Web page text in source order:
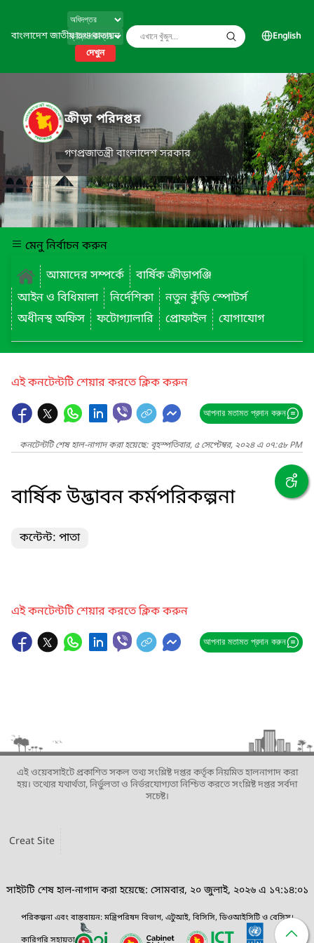
বাংলাদেশ জাতীয় তথ্য বাতায়ন
দেখুন
English
ক্রীড়া পরিদপ্তর
গণপ্রজাতন্ত্রী বাংলাদেশ সরকার
মেনু নির্বাচন করুন
আমাদের সম্পর্কে
বার্ষিক ক্রীড়াপঞ্জি
আইন ও বিধিমালা
নির্দেশিকা
নতুন কুঁড়ি স্পোটর্স
অধীনস্থ অফিস
ফটোগ্যালারি প্রোফাইল যোগাযোগ
এই কনটেন্টটি শেয়ার করতে ক্লিক করুন
আপনার মতামত প্রদান করুন
কনটেন্টটি শেষ হাল-নাগাদ করা হয়েছে: বৃহস্পতিবার, ৫ সেপ্টেম্বর, ২০২৪ এ ০৭:৫৮ PM
বার্ষিক উদ্ভাবন কর্মপরিকল্পনা
কন্টেন্ট: পাতা
এই কনটেন্টটি শেয়ার করতে ক্লিক করুন
আপনার মতামত প্রদান করুন
এই ওয়েবসাইটে প্রকাশিত সকল তথ্য সংশ্লিষ্ট দপ্তর কর্তৃক নিয়মিত হালনাগাদ করা
হয়। তথ্যের যথার্থতা, নির্ভুলতা ও নির্ভরযোগ্যতা নিশ্চিত করতে সংশ্লিষ্ট দপ্তর সর্বদা
সচেষ্ট।
Creat Site
সাইটটি শেষ হাল-নাগাদ করা হয়েছে: সোমবার, ২০ জুলাই, ২০২৬ এ ১৭:১৪:০১
পরিকল্পনা এবং বাস্তবায়ন: মন্ত্রিপরিষদ বিভাগ, এটুআই, বিসিসি, ডিওআইসিটি ও বেসিস।
কারিগরি সহায়তা